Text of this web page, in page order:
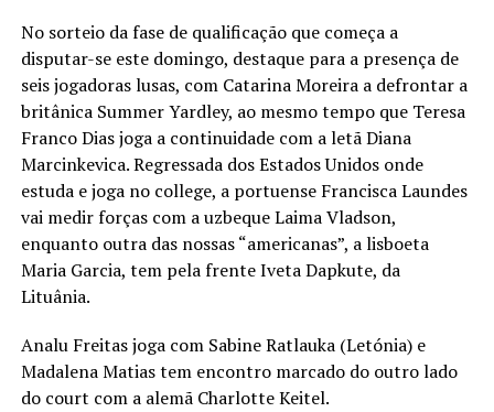
No sorteio da fase de qualificação que começa a
disputar-se este domingo, destaque para a presença de
seis jogadoras lusas, com Catarina Moreira a defrontar a
britânica Summer Yardley, ao mesmo tempo que Teresa
Franco Dias joga a continuidade com a letã Diana
Marcinkevica. Regressada dos Estados Unidos onde
estuda e joga no college, a portuense Francisca Laundes
vai medir forças com a uzbeque Laima Vladson,
enquanto outra das nossas “americanas”, a lisboeta
Maria Garcia, tem pela frente Iveta Dapkute, da
Lituânia.
Analu Freitas joga com Sabine Ratlauka (Letónia) e
Madalena Matias tem encontro marcado do outro lado
do court com a alemã Charlotte Keitel.